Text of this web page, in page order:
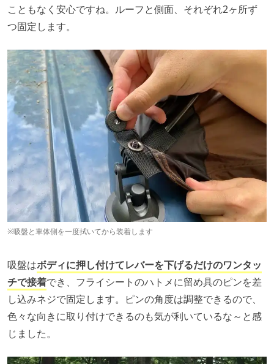
こともなく安心ですね。ルーフと側面、それぞれ2ヶ所ず
つ固定します。
※吸盤と車体側を一度拭いてから装着します
吸盤はボディに押し付けてレバーを下げるだけのワンタッ
チで接着でき、フライシートのハトメに留め具のピンを差
し込みネジで固定します。ピンの角度は調整できるので、
色々な向きに取り付けできるのも気が利いているな～と感
じました。